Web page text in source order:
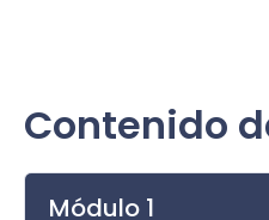
Desarrollo de una
profesionales con
Nuevas formas de
Contenido
Módulo 1